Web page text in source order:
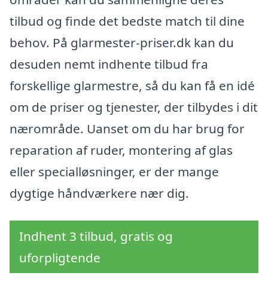
tilbud og finde det bedste match til dine
behov. På glarmester-priser.dk kan du
desuden nemt indhente tilbud fra
forskellige glarmestre, så du kan få en idé
om de priser og tjenester, der tilbydes i dit
nærområde. Uanset om du har brug for
reparation af ruder, montering af glas
eller specialløsninger, er der mange
dygtige håndværkere nær dig.
Indhent 3 tilbud, gratis og
uforpligtende